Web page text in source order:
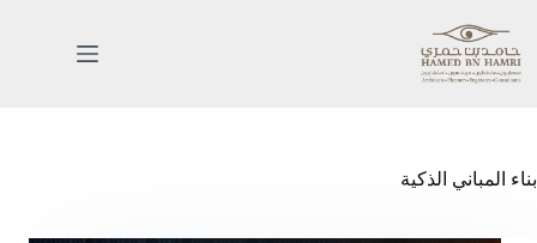
بناء المباني الذكية